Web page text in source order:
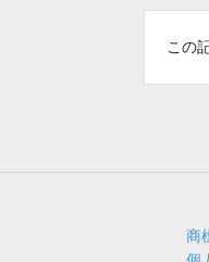
この
商